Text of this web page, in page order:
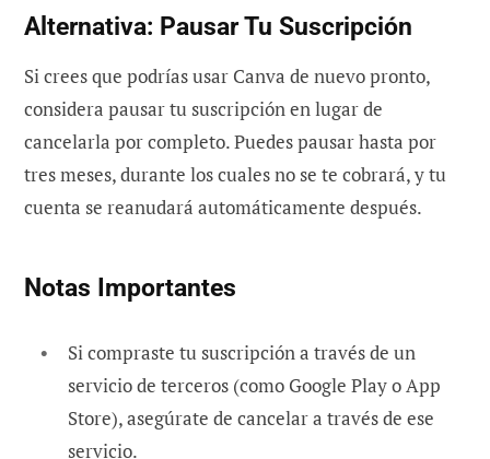
Alternativa: Pausar Tu Suscripción
Si crees que podrías usar Canva de nuevo pronto,
considera pausar tu suscripción en lugar de
cancelarla por completo. Puedes pausar hasta por
tres meses, durante los cuales no se te cobrará, y tu
cuenta se reanudará automáticamente después.
Notas Importantes
Si compraste tu suscripción a través de un
servicio de terceros (como Google Play o App
Store), asegúrate de cancelar a través de ese
servicio.